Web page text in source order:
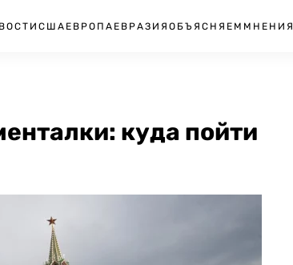
США ЕВРОПА ЕВРАЗИЯ ОБЪЯСНЯЕМ МНЕНИЯ
куда пойти